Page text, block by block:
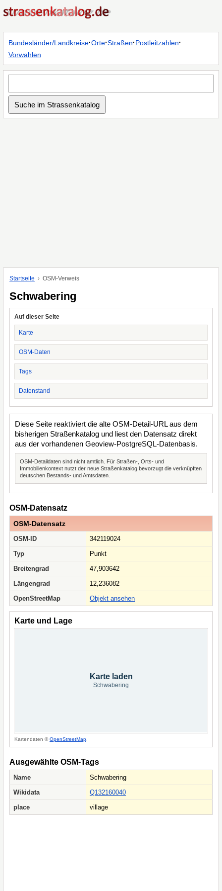
Bundesländer/Landkreise·Orte·Straßen·Postleitzahlen·
Vorwahlen
Startseite OSM-Verweis
Schwabering
Auf dieser Seite
Karte
OSM-Daten
Tags
Datenstand
Diese Seite reaktiviert die alte OSM-Detail-URL aus dem
bisherigen Straßenkatalog und liest den Datensatz direkt
aus der vorhandenen Geoview-PostgreSQL-Datenbasis.
OSM-Detaildaten sind nicht amtlich. Für Straßen-, Orts- und
Immobilienkontext nutzt der neue Straßenkatalog bevorzugt die verknüpften
deutschen Bestands- und Amtsdaten.
OSM-Datensatz
OSM-Datensatz
OSM-ID
342119024
Typ
Punkt
Breitengrad
47,903642
Längengrad
12,236082
OpenStreetMap
Objekt ansehen
Karte und Lage
Karte laden
Schwabering
Kartendaten ©OpenStreetMap
Ausgewählte OSM-Tags
Name
Schwabering
Wikidata
Q132160040
place
village